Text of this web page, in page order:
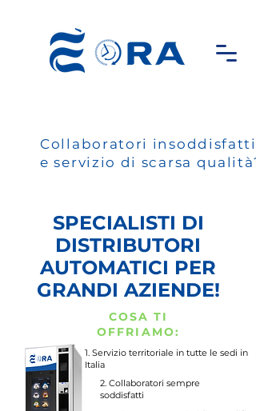
Collaboratori insoddisfatti
e servizio di scarsa qualità?
SPECIALISTI DI
DISTRIBUTORI
AUTOMATICI PER
GRANDI AZIENDE!
COSA TI
OFFRIAMO:
Servizio territoriale in tutte le sedi in
Italia
2. Collaboratori sempre
soddisfatti